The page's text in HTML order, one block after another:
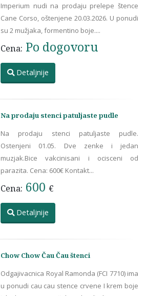
Imperium nudi na prodaju prelepe štence
Cane Corso, oštenjene 20.03.2026. U ponudi
su 2 mužjaka, formentino boje....
Cena: Po dogovoru
Detaljnije
Na prodaju stenci patuljaste pudle
Na prodaju stenci patuljaste pudle.
Ostenjeni 01.05. Dve zenke i jedan
muzjak.Bice vakcinisani i ocisceni od
parazita. Cena: 600€ Kontakt...
Cena: 600 €
Detaljnije
Chow Chow Čau Čau štenci
Odgajivacnica Royal Ramonda (FCI 7710) ima
u ponudi cau cau stence crvene I krem boje